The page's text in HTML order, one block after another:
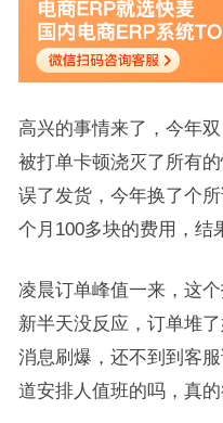
高兴的事情来了，今年
被打单卡顿浇灭了所有
误了发货，今年换了个
个月100多块的费用，结
凌晨订单峰值一来，这
新半天没反应，订单堆
消息刷爆，还不到到客
道安排人值班的吗，真的